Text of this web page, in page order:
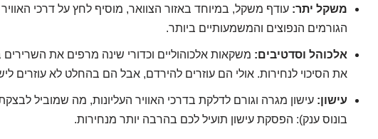
משקל יתר: עודף משקל, במיוחד באזור הצוואר, מוסיף לחץ על דרכי האוויר
הגורמים הנפוצים והמשמעותיים ביותר.
אלכוהל וסדטיבים: משקאות אלכוהוליים וכדורי שינה מרפים את
את הסיכוי לנחירות. אולי הם עוזרים להירדם, אבל הם בהחלט לא עוזרים
עישון: עישון מגרה וגורם לדלקת בדרכי האוויר העליונות, מה שמוביל
בונוס ענק): הפסקת עישון תועיל לכם בהרבה יותר מנחירות.